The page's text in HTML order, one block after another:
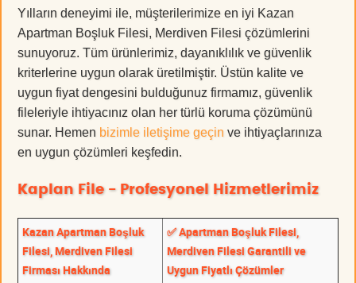
Yılların deneyimi ile, müşterilerimize en iyi Kazan
Apartman Boşluk Filesi, Merdiven Filesi çözümlerini
sunuyoruz. Tüm ürünlerimiz, dayanıklılık ve güvenlik
kriterlerine uygun olarak üretilmiştir. Üstün kalite ve
uygun fiyat dengesini bulduğunuz firmamız, güvenlik
fileleriyle ihtiyacınız olan her türlü koruma çözümünü
sunar. Hemen bizimle iletişime geçin ve ihtiyaçlarınıza
en uygun çözümleri keşfedin.
Kaplan File - Profesyonel Hizmetlerimiz
Kazan Apartman Boşluk
Filesi, Merdiven Filesi
Firması Hakkında
✅ Apartman Boşluk Filesi,
Merdiven Filesi Garantili ve
Uygun Fiyatlı Çözümler